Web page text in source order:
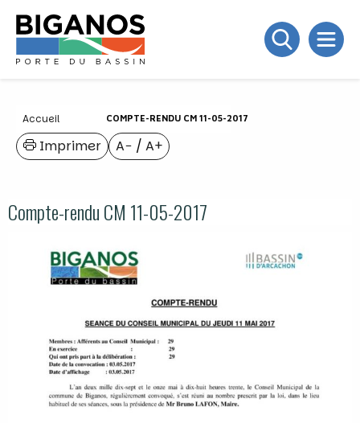
Accueil COMPTE-RENDU CM 11-05-2017
A− / A+
Imprimer
Compte-rendu CM 11-05-2017